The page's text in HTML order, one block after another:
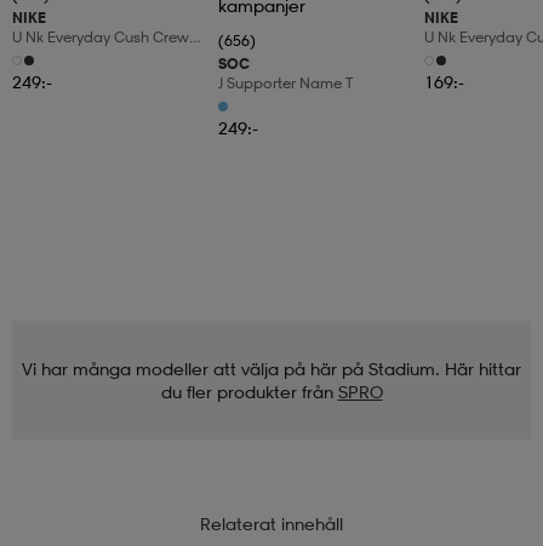
NIKE
U Nk Everyday Cush Crew
6pr-Bd
249:-
kampanjer
(656)
SOC
J Supporter Name T
249:-
NIKE
U Nk Everyday
3pr
169:-
Vi har många modeller att välja på här på Stadium. Här hittar
du fler produkter från SPRO
Relaterat innehåll